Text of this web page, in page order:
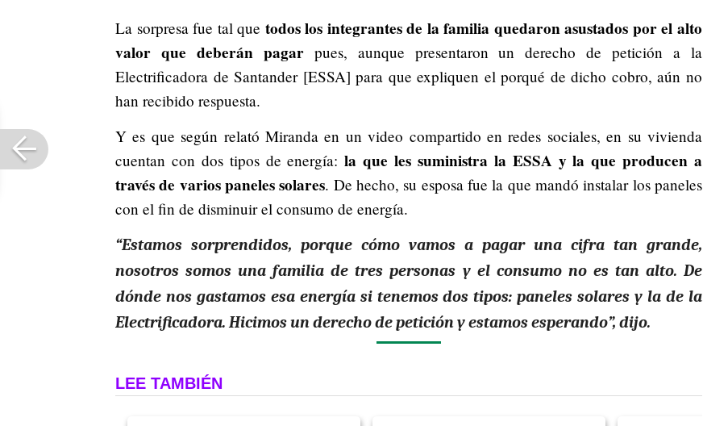
La sorpresa fue tal que todos los integrantes de la familia quedaron asustados por el alto
valor que deberán pagarpues, aunque presentaron un derecho de petición a la
Electrificadora de Santander [ESSA] para que expliquen el porqué de dicho cobro, aún no
han recibido respuesta.
Y es que según relató Miranda en un video compartido en redes sociales, en su vivienda
cuentan con dos tipos de energía:la que les suministra la ESSA y la que producen a
través de varios paneles solares. De hecho, su esposa fue la que mandó instalar los paneles
con el fin de disminuir el consumo de energía.
“Estamos sorprendidos, porque cómo vamos a pagar una cifra tan grande,
nosotros somos una familia de tres personas y el consumo no es tan alto. De
dónde nos gastamos esa energía si tenemos dos tipos: paneles solares y la de la
Electrificadora. Hicimos un derecho de petición y estamos esperando”, dijo.
LEE TAMBIÉN